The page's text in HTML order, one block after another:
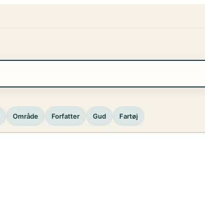
Område Forfatter Gud Fartøj